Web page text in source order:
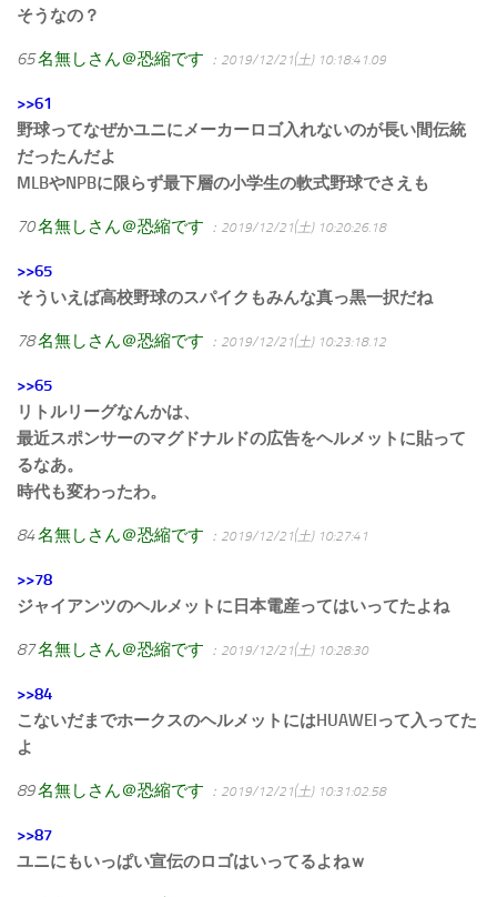
そうなの？
65名無しさん＠恐縮です ：2019/12/21(土) 10:18:41.09
>>61
野球ってなぜかユニにメーカーロゴ入れないのが長い間伝統
だったんだよ
MLBやNPBに限らず最下層の小学生の軟式野球でさえも
70名無しさん＠恐縮です ：2019/12/21(土) 10:20:26.18
>>65
そういえば高校野球のスパイクもみんな真っ黒一択だね
78名無しさん＠恐縮です ：2019/12/21(土) 10:23:18.12
>>65
リトルリーグなんかは、
最近スポンサーのマグドナルドの広告をヘルメットに貼って
るなあ。
時代も変わったわ。
84名無しさん＠恐縮です ：2019/12/21(土) 10:27:41
>>78
ジャイアンツのヘルメットに日本電産ってはいってたよね
87名無しさん＠恐縮です ：2019/12/21(土) 10:28:30
>>84
こないだまでホークスのヘルメットにはHUAWEIって入ってた
よ
89名無しさん＠恐縮です ：2019/12/21(土) 10:31:02.58
>>87
ユニにもいっぱい宣伝のロゴはいってるよねｗ